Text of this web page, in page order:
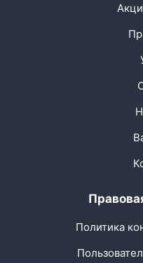
Политика